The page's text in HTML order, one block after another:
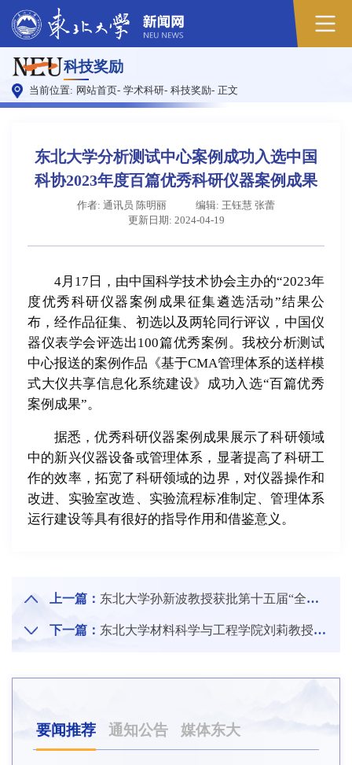
科技奖励
当前位置: 网站首页- 学术科研- 科技奖励- 正文
东北大学分析测试中心案例成功入选中国
科协2023年度百篇优秀科研仪器案例成果
作者: 通讯员 陈明丽
编辑: 王钰慧 张蕾
更新日期: 2024-04-19
4月17日，由中国科学技术协会主办的“2023年
度优秀科研仪器案例成果征集遴选活动”结果公
布，经作品征集、初选以及两轮同行评议，中国仪
器仪表学会评选出100篇优秀案例。我校分析测试
中心报送的案例作品《基于CMA管理体系的送样模
式大仪共享信息化系统建设》成功入选“百篇优秀
案例成果”。
据悉，优秀科研仪器案例成果展示了科研领域
中的新兴仪器设备或管理体系，显著提高了科研工
作的效率，拓宽了科研领域的边界，对仪器操作和
改进、实验室改造、实验流程标准制定、管理体系
运行建设等具有很好的指导作用和借鉴意义。
上一篇： 东北大学孙新波教授获批第十五届“全国百篇优秀管理案例”重点项目
下一篇： 东北大学材料科学与工程学院刘莉教授被授予沈阳市“巾帼建功标兵”称号
要闻推荐 通知公告 媒体东大